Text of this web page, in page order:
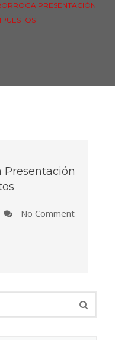
PRESENTACIÓN
Presentación
No Comment